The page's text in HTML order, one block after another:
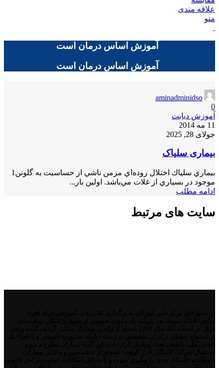
علاقه مندی
منو
آموزش اساس درمان است
آموزش اساس درمان است
aminadminidso
0
آموزش دیابت
11 مه 2014
جولای 28, 2025
بیماری سلیاک
بيماري سلياك اختلال روده‌اي مزمن ناشي از حساسيت به گلوتن1
موجود در بسياري از غلات مي‌باشد. اولين بار...
ادامه مطلب
سایت های مرتبط